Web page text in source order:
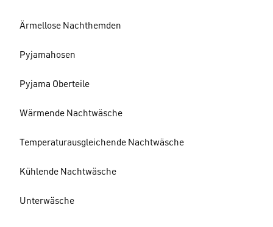
Ärmellose Nachthemden
Pyjamahosen
Pyjama Oberteile
Wärmende Nachtwäsche
Temperaturausgleichende Nachtwäsche
Kühlende Nachtwäsche
Unterwäsche